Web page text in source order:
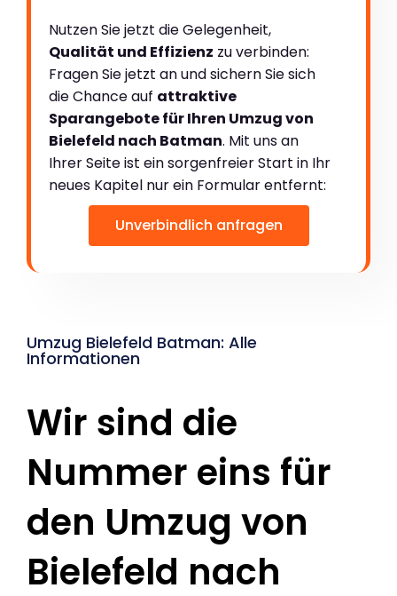
Nutzen Sie jetzt die Gelegenheit,
Qualität und Effizienz zu verbinden:
Fragen Sie jetzt an und sichern Sie sich
die Chance auf attraktive
Sparangebote für Ihren Umzug von
Bielefeld nach Batman. Mit uns an
Ihrer Seite ist ein sorgenfreier Start in Ihr
neues Kapitel nur ein Formular entfernt:
Unverbindlich anfragen
Umzug Bielefeld Batman: Alle
Informationen
Wir sind die
Nummer eins für
den Umzug von
Bielefeld nach